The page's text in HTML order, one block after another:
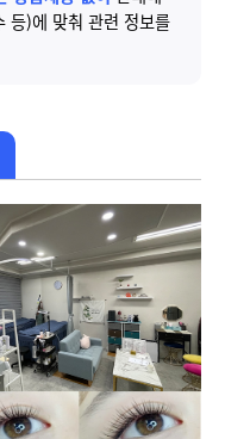
등)에 맞춰 관련 정보를